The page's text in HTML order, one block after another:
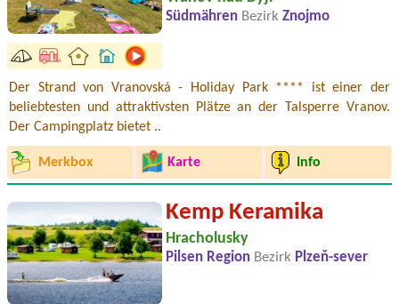
Südmähren Bezirk Znojmo
Der Strand von Vranovská - Holiday Park **** ist einer der
beliebtesten und attraktivsten Plätze an der Talsperre Vranov.
Der Campingplatz bietet ..
Merkbox Karte Info
Kemp Keramika
Hracholusky
Pilsen Region Bezirk Plzeň-sever